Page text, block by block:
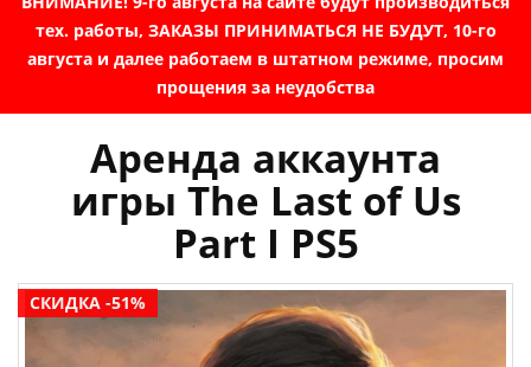
тех. работы, ЗАКАЗЫ ПРИНИМАТЬСЯ НЕ БУДУТ, 10-го
августа и далее работаем в штатном режиме, просим
прощения за неудобства
Аренда аккаунта
игры The Last of Us
Part I PS5
СКИДКА -51%